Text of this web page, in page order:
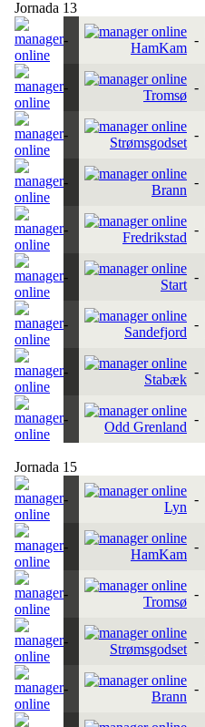
Jornada 13
-
HamKam
-
-
Tromsø
-
-
Strømsgodset
-
-
Brann
-
-
Fredrikstad
-
-
Start
-
-
Sandefjord
-
-
Stabæk
-
-
Odd Grenland
-
Jornada 15
-
Lyn
-
-
HamKam
-
-
Tromsø
-
-
Strømsgodset
-
-
Brann
-